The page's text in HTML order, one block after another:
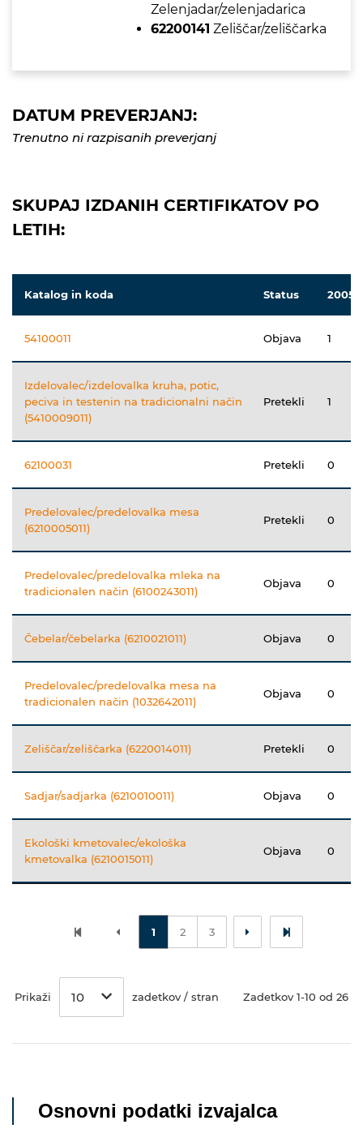
Zelenjadar/zelenjadarica
62200141 Zeliščar/zeliščarka
DATUM PREVERJANJ:
Trenutno ni razpisanih preverjanj
SKUPAJ IZDANIH CERTIFIKATOV PO
LETIH:
Katalog in koda Status 2005
54100011 Objava 1
Izdelovalec/izdelovalka kruha, potic,
peciva in testenin na tradicionalni način
(5410009011)
Pretekli 1
62100031 Pretekli 0
Predelovalec/predelovalka mesa
(6210005011)
Pretekli 0
Predelovalec/predelovalka mleka na
tradicionalen način (6100243011)
Objava 0
Čebelar/čebelarka (6210021011) Objava 0
Predelovalec/predelovalka mesa na
tradicionalen način (1032642011)
Objava 0
Zeliščar/zeliščarka (6220014011) Pretekli 0
Sadjar/sadjarka (6210010011) Objava 0
Ekološki kmetovalec/ekološka
kmetovalka (6210015011)
Objava 0
1 2 3
Prikaži 10 zadetkov / stran Zadetkov 1-10 od 26
Osnovni podatki izvajalca